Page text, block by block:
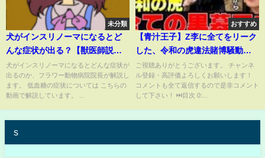
未分類
犬がインスリノーマになるとど
んな症状が出る？【獣医師説
明】
犬がインスリノーマになるとどんな症状が
出るのか、フラワー動物病院院長が解説し
ます。 低血糖の症状については こちらの
動画で解説しています。 ...
おすすめ
【青汁王子】Z李に全てをリーク
した、令和の虎違法賭博騒動全
ての黒幕は加藤純一にも案件を
出した事のある條社長だった…
【三崎優太/切り抜き/林社長/岩井
ご視聴ありがとうございます。 チャンネ
ル登録・高評価よろしくお願いします！
コメントも全て返信するので是非コメント
して下さい！ ⏭目次 0:...
s